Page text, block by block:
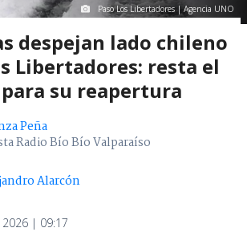
Paso Los Libertadores | Agencia UNO
despejan lado chileno
Libertadores: resta el
su reapertura
Peña
Radio Bío Bío Valparaíso
Alarcón
| 09:17